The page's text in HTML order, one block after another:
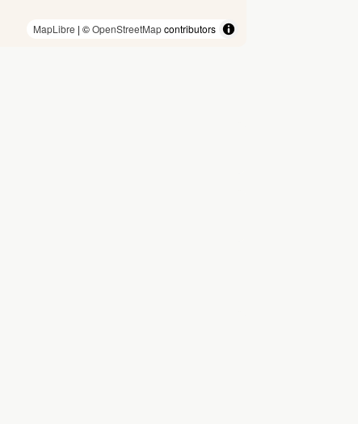
MapLibre | ©OpenStreetMapcontributors